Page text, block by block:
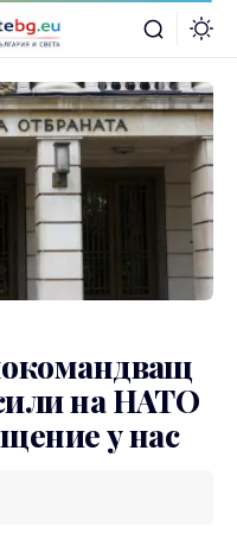
на НАТО
у нас